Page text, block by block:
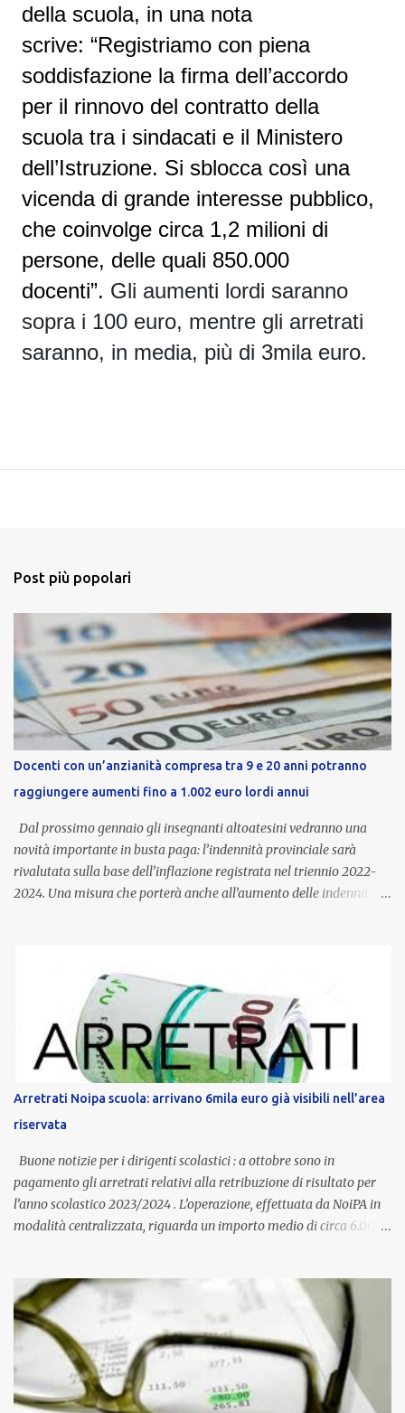
della scuola, in una nota
scrive: “Registriamo con piena
soddisfazione la firma dell’accordo
per il rinnovo del contratto della
scuola tra i sindacati e il Ministero
dell’Istruzione. Si sblocca così una
vicenda di grande interesse pubblico,
che coinvolge circa 1,2 milioni di
persone, delle quali 850.000
docenti”. Gli aumenti lordi saranno
sopra i 100 euro, mentre gli arretrati
saranno, in media, più di 3mila euro.
Post più popolari
Docenti con un’anzianità compresa tra 9 e 20 anni potranno
raggiungere aumenti fino a 1.002 euro lordi annui
Dal prossimo gennaio gli insegnanti altoatesini vedranno una
novità importante in busta paga: l’indennità provinciale sarà
rivalutata sulla base dell’inflazione registrata nel triennio 2022-
2024. Una misura che porterà anche all’aumento delle indennità di
dedicato alle donne vittime di violenza di genere, in linea con la
normativa nazionale e con l’obiettivo di offrire maggiore tutela e
supporto in situazioni delicate. L’indennità provinciale per i docenti
è un unicum in Italia: si tratta di una misura esclusiva della
Provincia autonoma di Bolzano, che integra in maniera stabile lo
stipendio nazionale grazie alle prerogative garantite
dall’autonomia locale. Non è un bonus temporaneo né un
compenso accessorio, ma una voce strutturale di retribuzione,
aggiornata periodicamente in base al cost...
Arretrati Noipa scuola: arrivano 6mila euro già visibili nell’area
riservata
Buone notizie per i dirigenti scolastici : a ottobre sono in
pagamento gli arretrati relativi alla retribuzione di risultato per
l’anno scolastico 2023/2024 . L’operazione, effettuata da NoiPA in
modalità centralizzata, riguarda un importo medio di circa 6.000
ordinaria di ottobre . Cos’è la retribuzione di risultato La
retribuzione di risultato rappresenta la parte variabile dello
stipendio dei dirigenti scolastici. Viene corrisposta per valorizzare
la qualità dell’attività svolta, la gestione delle risorse e il
raggiungimento degli obiettivi fissati dal Ministero dell’Istruzione
e del Merito (MIM) . Per l’anno scolastico 2023/2024, il MIM ha